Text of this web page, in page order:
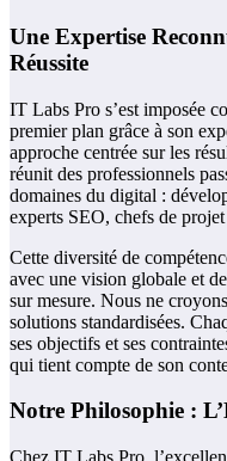
Une Expertise
Réussite
IT Labs Pro s’est imposée
premier plan grâce à son
approche centrée sur les
réunit des professionnels
domaines du digital :
experts SEO, chefs de
Cette diversité de
avec une vision globale et
sur mesure. Nous ne
solutions standardisées.
ses objectifs et ses
qui tient compte de son
Notre Philosophie :
Chez IT Labs Pro,